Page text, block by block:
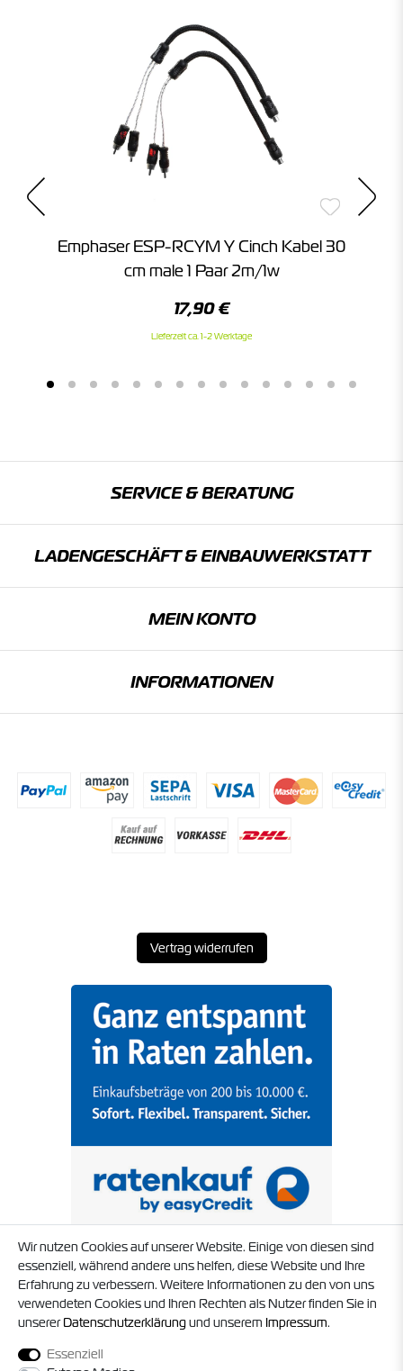
Emphaser ESP-RCYM Y Cinch Kabel 30
cm male 1 Paar 2m/1w
17,90 €
Lieferzeit ca. 1-2 Werktage
SERVICE & BERATUNG
LADENGESCHÄFT & EINBAU­WERKSTATT
MEIN KONTO
INFORMATIONEN
Vertrag widerrufen
Wir nutzen Cookies auf unserer Website. Einige von diesen sind
essenziell, während andere uns helfen, diese Website und Ihre
Erfahrung zu verbessern. Weitere Informationen zu den von uns
verwendeten Cookies und Ihren Rechten als Nutzer finden Sie in
unsererDaten­schutz­erklärungund unserem Impressum.
Essenziell